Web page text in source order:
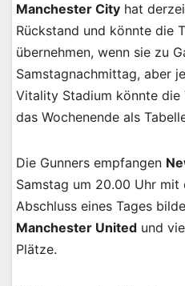
Manchester City hat
Rückstand und könnte die
übernehmen, wenn sie zu
Samstagnachmittag, aber
Vitality Stadium könnte die
das Wochenende als
Die Gunners empfangen
Samstag um 20.00 Uhr
Abschluss eines Tages
Manchester United und
Plätze.